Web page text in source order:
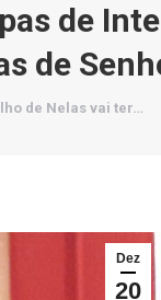
de
de
de Nelas vai ter…
Dez
20